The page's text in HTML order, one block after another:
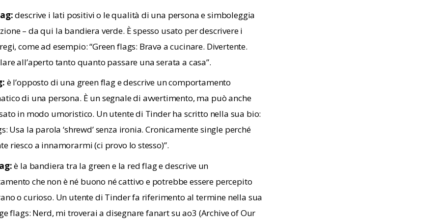
descrive i lati positivi o le qualità di una persona e simboleggia
– da qui la bandiera verde. È spesso usato per descrivere i
come ad esempio: “Green flags: Bravə a cucinare. Divertente.
all’aperto tanto quanto passare una serata a casa”.
è l’opposto di una green flag e descrive un comportamento
di una persona. È un segnale di avvertimento, ma può anche
in modo umoristico. Un utente di Tinder ha scritto nella sua bio:
Usa la parola ‘shrewd’ senza ironia. Cronicamente single perché
riesco a innamorarmi (ci provo lo stesso)”.
è la bandiera tra la green e la red flag e descrive un
che non è né buono né cattivo e potrebbe essere percepito
o curioso. Un utente di Tinder fa riferimento al termine nella sua
flags: Nerd, mi troverai a disegnare fanart su ao3 (Archive of Our